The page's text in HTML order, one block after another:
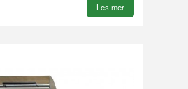
Les mer